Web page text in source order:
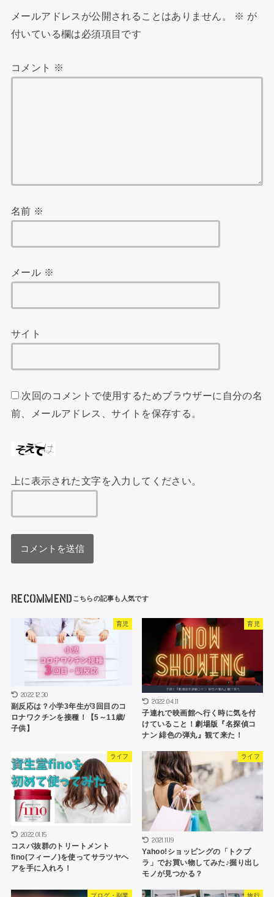
メールアドレスが公開されることはありません。 ※ が
付いている欄は必須項目です
コメント ※
名前 ※
メール ※
サイト
次回のコメントで使用するためブラウザーに自分の名
前、メールアドレス、サイトを保存する。
上に表示された文字を入力してください。
RECOMMEND
育児
2022.12.30
副反応は？小学3年生が3回目のコ
ロナワクチンを接種！【5～11歳/
子供】
育児
2022.04.11
子連れで映画館へ行く時に気を付
けていること！劇場版『名探偵コ
ナン 緋色の弾丸』観て来た！
ライフ
2022.01.15
コスパ抜群のトリートメント
fino(フィーノ)を使ってサラツヤヘ
アを手に入れろ！
ライフ
2021.11.19
Yahoo!ショッピングの「トクプ
ラ」でお買い物してみた♪掘り出し
モノが見つかる？
ブログ・副業 旅行